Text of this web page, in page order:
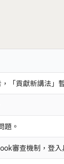
「貢獻新講法」
題。
審查機制，登